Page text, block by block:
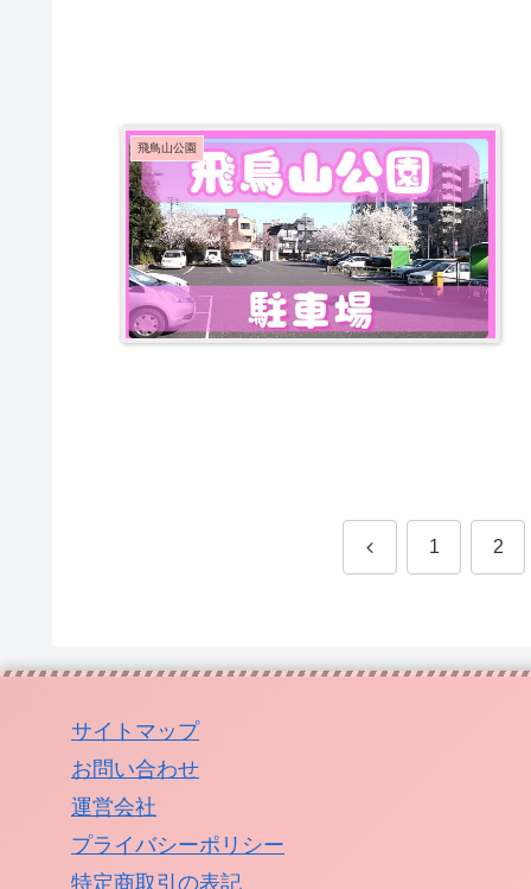
飛鳥山公園
前 1 2
サイトマップ
お問い合わせ
運営会社
プライバシーポリシー
特定商取引の表記